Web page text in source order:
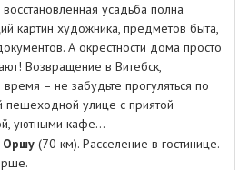
усадьба полна
картин художника, предметов быта,
А окрестности дома просто
Возвращение в Витебск,
– не забудьте прогуляться по
пешеходной улице с приятой
уютными кафе...
Оршу (70 км). Расселение в гостинице.